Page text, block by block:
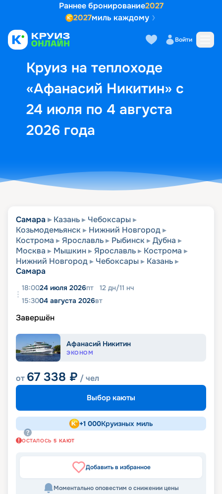
Раннее бронирование2027
2027миль каждому
Войти
Круиз на теплоходе
«Афанасий Никитин» с
24 июля по 4 августа
2026 года
Выбор кают Маршрут и
Самара Казань
Чебоксары
Козьмодемьянск
Нижний Новгород
Кострома
Ярославль Рыбинск
Дубна
Москва
Мышкин Ярославль
Кострома
Нижний Новгород
Чебоксары
Казань
Самара
18:0024 июля 2026пт 12 дн/11 нч
15:3004 августа 2026вт
Завершён
Афанасий Никитин
ЭКОНОМ
от 67 338 ₽ / чел
Выбор каюты
+1 000Круизных миль
ОСТАЛОСЬ 5 КАЮТ
Добавить в избранное
Моментально оповестим о снижении цены